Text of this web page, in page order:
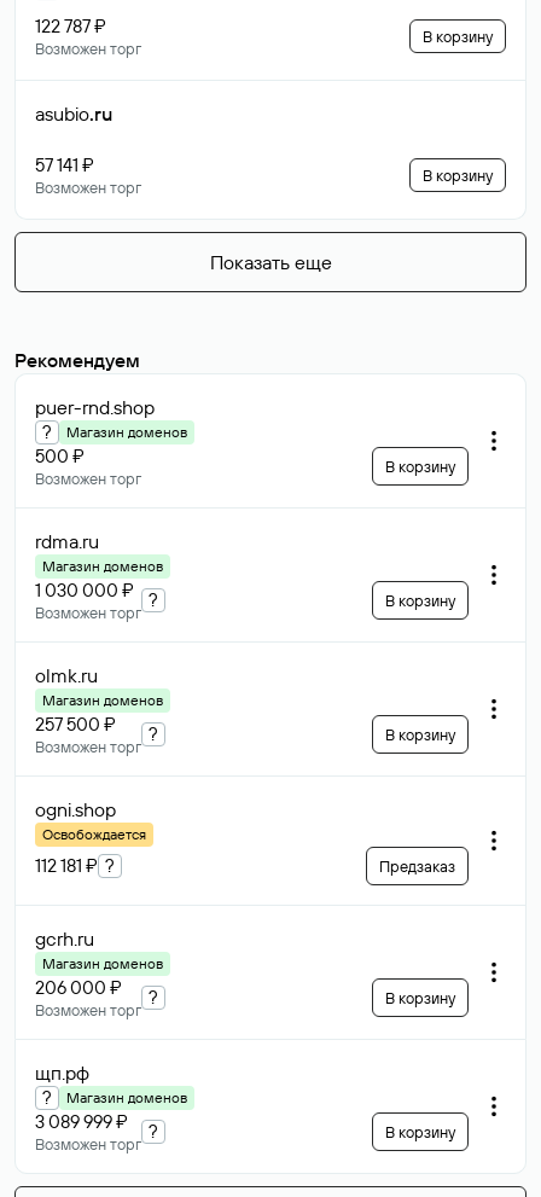
122 787 ₽
Возможен торг
В корзину
asubio.ru
57 141 ₽
Возможен торг
В корзину
Показать еще
Рекомендуем
puer-rnd.shop
? Магазин доменов
500 ₽
Возможен торг
В корзину
rdma.ru
Магазин доменов
1 030 000 ₽
Возможен торг
? В корзину
olmk.ru
Магазин доменов
257 500 ₽
Возможен торг
? В корзину
ogni.shop
Освобождается
112 181 ₽ ? Предзаказ
gcrh.ru
Магазин доменов
206 000 ₽
Возможен торг
? В корзину
щп.рф
? Магазин доменов
3 089 999 ₽
Возможен торг
? В корзину